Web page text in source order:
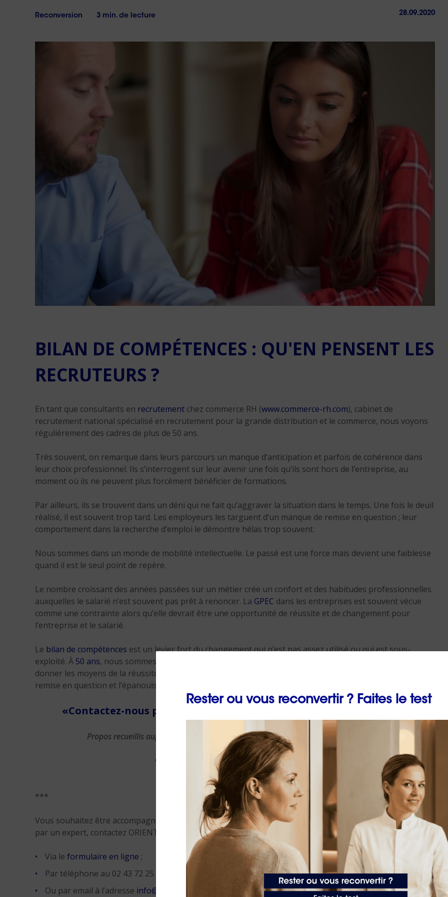
?
Trouver
Reconversion 3 min. de lecture 28.09.2020
BILAN DE COMPÉTENCES : QU'EN PENSENT LES
RECRUTEURS ?
En tant que consultants en recrutement chez commerce RH (www.commerce-rh.com), cabinet de
recrutement national spécialisé en recrutement pour la grande distribution et le commerce, nous voyons
régulièrement des cadres de plus de 50 ans.
Très souvent, on remarque dans leurs parcours un manque d’anticipation et parfois de cohérence dans
leur choix professionnel. Ils s’interrogent sur leur avenir une fois qu’ils sont hors de l’entreprise, au
moment où ils ne peuvent plus forcément bénéficier de formations.
Par ailleurs, ils se trouvent dans un déni qui ne fait qu’aggraver la situation dans le temps. Une fois le deuil
réalisé, il est souvent trop tard. Les employeurs les targuent d’un manque de remise en question ; leur
comportement dans la recherche d’emploi le démontre hélas trop souvent.
Nous sommes dans un monde de mobilité intellectuelle. Le passé est une force mais devient une faiblesse
quand il est le seul point de repère.
Le nombre croissant des années passées sur un métier crée un confort et des habitudes professionnelles
auxquelles le salarié n’est souvent pas prêt à renoncer. La GPEC dans les entreprises est souvent vécue
comme une contrainte alors qu’elle devrait être une opportunité de réussite et de changement pour
l’entreprise et le salarié.
Le bilan de compétences est un levier fort du changement qui n’est pas assez utilisé ou qui est sous-
exploité. À 50 ans, nous sommes encore bien vivants. Il faut simplement en prendre conscience et se
donner les moyens de la réussite. Accepter de se faire aider par un expert est la première démarche vers la
remise en question et l’épanouissement.
«Contactez-nous pour être accompagné en bilan de compétences »
Propos recueillis auprès de Branko Rajevic, Consultant en recrutement, Toulouse (31), 28/09/2020.
ORIENTACTION– Groupe decabinets spécialisés dans l’accompagnement
des évolutions professionnelles
et le recrutement.
***
Vous souhaitez être accompagné(e) dans votre reconversion ou dans votre orientation professionnelle
par un expert, contactez ORIENTACTION. Nous vous accompagnons !
Via le formulaire en ligne ;
Par téléphone au 02 43 72 25 88 ;
Ou par email à l’adresse info@orientaction.com
Réussir sa reconversion
Guyane
9 min. de lecture
Réussir sa reconversion
Prévenir les maladies
professionnelles en
un bilan de
avec ORIENTACTION
50 messages
d’encouragement
Rester ou vous reconvertir ? Faites le test